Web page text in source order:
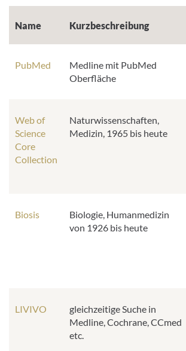
Name Kurzbeschreibung
PubMed
Medline mit PubMed
Oberfläche
Web of
Science
Core
Collection
Naturwissenschaften,
Medizin, 1965 bis heute
Biosis
Biologie, Humanmedizin
von 1926 bis heute
LIVIVO
gleichzeitige Suche in
Medline, Cochrane, CCmed
etc.